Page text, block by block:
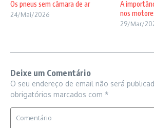
Os pneus sem câmara de ar
24/Mai/2026
A
nos
29/Mar/
Deixe um Comentário
O seu endereço de email não será
obrigatórios marcados com *